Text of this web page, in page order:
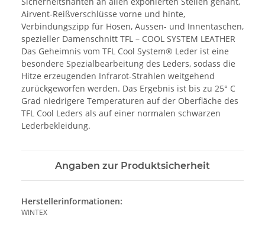
Airvent-Reißverschlüsse vorne und hinte,
Verbindungszipp für Hosen, Aussen- und Innentaschen,
spezieller Damenschnitt TFL – COOL SYSTEM LEATHER
Das Geheimnis vom TFL Cool System® Leder ist eine
besondere Spezialbearbeitung des Leders, sodass die
Hitze erzeugenden Infrarot-Strahlen weitgehend
zurückgeworfen werden. Das Ergebnis ist bis zu 25° C
Grad niedrigere Temperaturen auf der Oberfläche des
TFL Cool Leders als auf einer normalen schwarzen
Lederbekleidung.
Angaben zur Produktsicherheit
Herstellerinformationen:
WINTEX